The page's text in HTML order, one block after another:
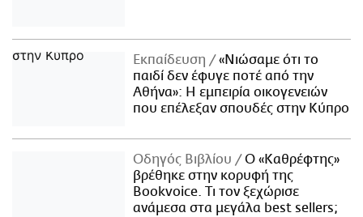
Εκπαίδευση
«Νιώσαμε ότι το
παιδί δεν έφυγε ποτέ από την
Αθήνα»: Η εμπειρία οικογενειών
που επέλεξαν σπουδές στην Κύπρο
Οδηγός Βιβλίου
Ο «Καθρέφτης»
βρέθηκε στην κορυφή της
Bookvoice. Τι τον ξεχώρισε
ανάμεσα στα μεγάλα best sellers;